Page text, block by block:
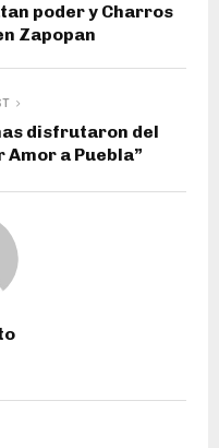
poder y Charros
Zapopan
disfrutaron del
Amor a Puebla”